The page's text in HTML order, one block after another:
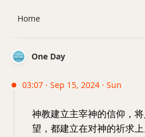
One Day
03:07 · Sep 15, 2024 · Sun
神教建立主宰神的信仰，
望，都建立在对神的祈求
Home